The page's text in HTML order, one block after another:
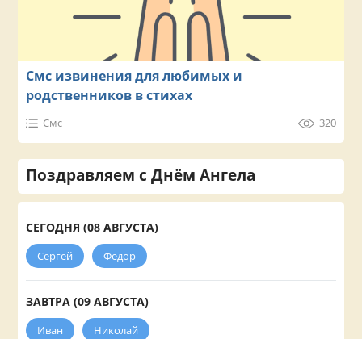
Смс извинения для любимых и
родственников в стихах
Смс 320
Поздравляем с Днём Ангела
СЕГОДНЯ (08 АВГУСТА)
Сергей Федор
ЗАВТРА (09 АВГУСТА)
Иван Николай